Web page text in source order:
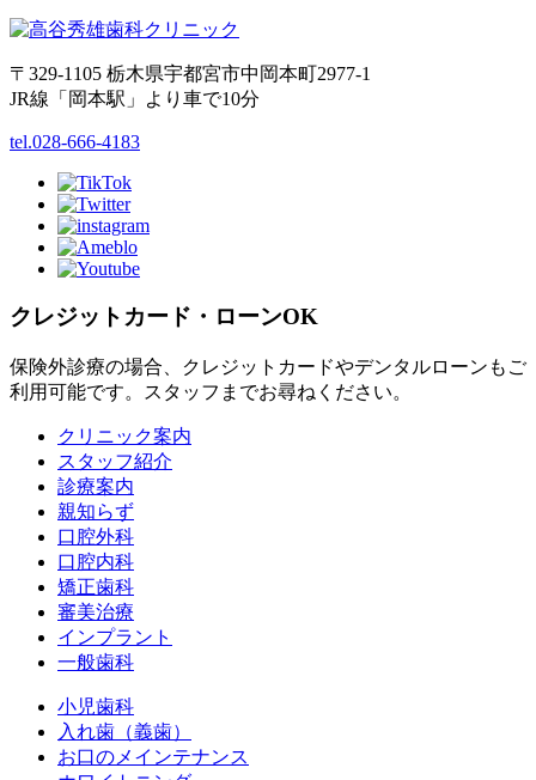
〒329-1105 栃木県宇都宮市中岡本町2977-1
JR線「岡本駅」より車で10分
tel.028-666-4183
クレジットカード・ローンOK
保険外診療の場合、クレジットカードやデンタルローンもご
利用可能です。スタッフまでお尋ねください。
クリニック案内
スタッフ紹介
診療案内
親知らず
口腔外科
口腔内科
矯正歯科
審美治療
インプラント
一般歯科
小児歯科
入れ歯（義歯）
お口のメインテナンス